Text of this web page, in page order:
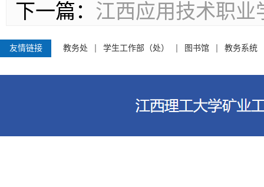
下一篇： 江西应用技术职业
友情链接 教务处 学生工作部（处） 图书馆 教务系统